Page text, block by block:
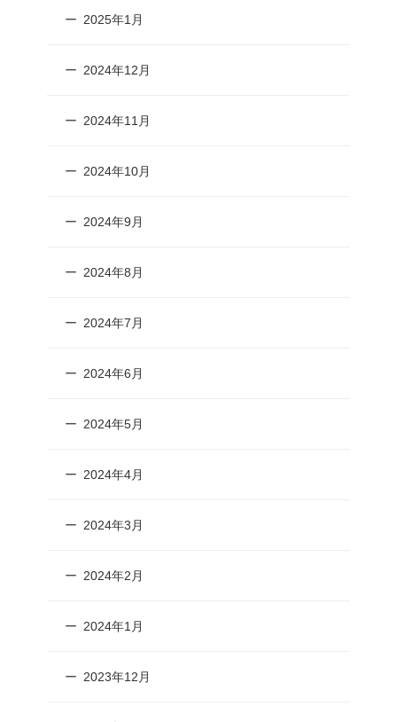
2025年1月
2024年12月
2024年11月
2024年10月
2024年9月
2024年8月
2024年7月
2024年6月
2024年5月
2024年4月
2024年3月
2024年2月
2024年1月
2023年12月